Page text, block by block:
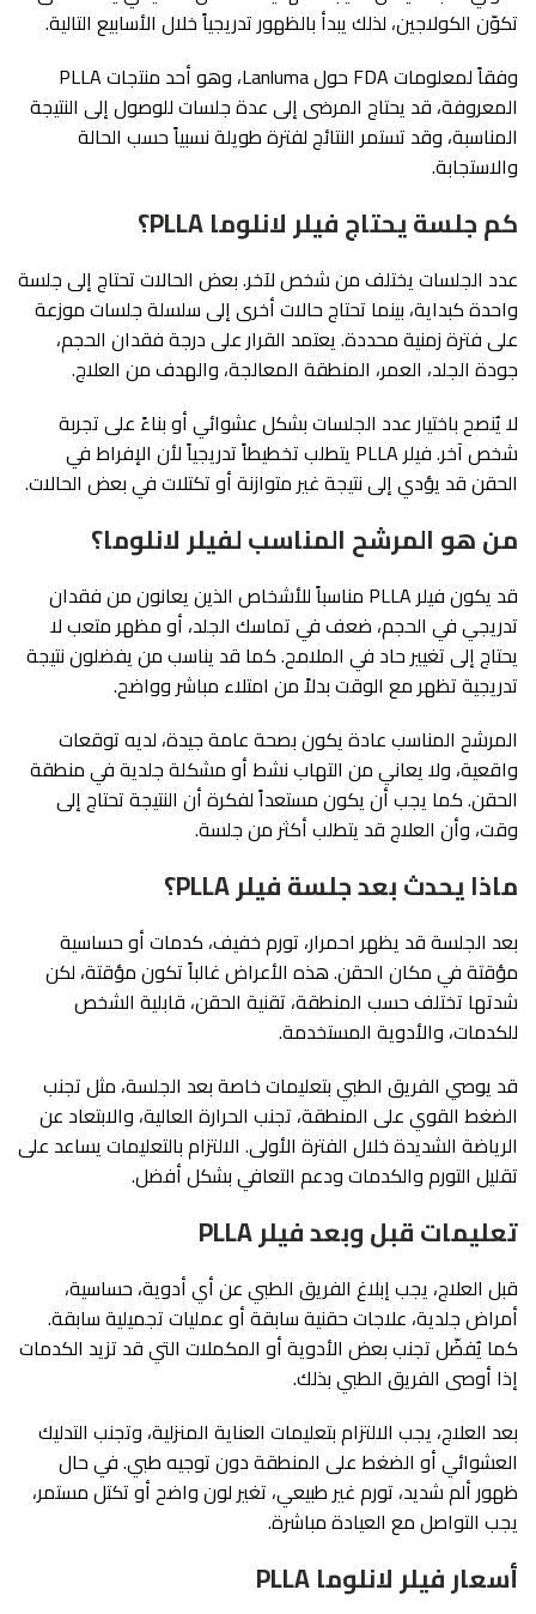
تكوّن الكولاجين، لذلك يبدأ بالظهور تدريجياً خلال الأسابيع التالية.
وفقاً لمعلومات FDA حول Lanluma، وهو أحد منتجات PLLA
المعروفة، قد يحتاج المرضى إلى عدة جلسات للوصول إلى النتيجة
المناسبة، وقد تستمر النتائج لفترة طويلة نسبياً حسب الحالة
والاستجابة.
كم جلسة يحتاج فيلر لانلوما PLLA؟
عدد الجلسات يختلف من شخص لآخر. بعض الحالات تحتاج إلى جلسة
واحدة كبداية، بينما تحتاج حالات أخرى إلى سلسلة جلسات موزعة
على فترة زمنية محددة. يعتمد القرار على درجة فقدان الحجم،
جودة الجلد، العمر، المنطقة المعالجة، والهدف من العلاج.
لا يُنصح باختيار عدد الجلسات بشكل عشوائي أو بناءً على تجربة
شخص آخر. فيلر PLLA يتطلب تخطيطاً تدريجياً لأن الإفراط في
الحقن قد يؤدي إلى نتيجة غير متوازنة أو تكتلات في بعض الحالات.
من هو المرشح المناسب لفيلر لانلوما؟
قد يكون فيلر PLLA مناسباً للأشخاص الذين يعانون من فقدان
تدريجي في الحجم، ضعف في تماسك الجلد، أو مظهر متعب لا
يحتاج إلى تغيير حاد في الملامح. كما قد يناسب من يفضلون نتيجة
تدريجية تظهر مع الوقت بدلاً من امتلاء مباشر وواضح.
المرشح المناسب عادة يكون بصحة عامة جيدة، لديه توقعات
واقعية، ولا يعاني من التهاب نشط أو مشكلة جلدية في منطقة
الحقن. كما يجب أن يكون مستعداً لفكرة أن النتيجة تحتاج إلى
وقت، وأن العلاج قد يتطلب أكثر من جلسة.
ماذا يحدث بعد جلسة فيلر PLLA؟
بعد الجلسة قد يظهر احمرار، تورم خفيف، كدمات أو حساسية
مؤقتة في مكان الحقن. هذه الأعراض غالباً تكون مؤقتة، لكن
شدتها تختلف حسب المنطقة، تقنية الحقن، قابلية الشخص
للكدمات، والأدوية المستخدمة.
قد يوصي الفريق الطبي بتعليمات خاصة بعد الجلسة، مثل تجنب
الضغط القوي على المنطقة، تجنب الحرارة العالية، والابتعاد عن
الرياضة الشديدة خلال الفترة الأولى. الالتزام بالتعليمات يساعد على
تقليل التورم والكدمات ودعم التعافي بشكل أفضل.
تعليمات قبل وبعد فيلر PLLA
قبل العلاج، يجب إبلاغ الفريق الطبي عن أي أدوية، حساسية،
أمراض جلدية، علاجات حقنية سابقة أو عمليات تجميلية سابقة.
كما يُفضّل تجنب بعض الأدوية أو المكملات التي قد تزيد الكدمات
إذا أوصى الفريق الطبي بذلك.
بعد العلاج، يجب الالتزام بتعليمات العناية المنزلية، وتجنب التدليك
العشوائي أو الضغط على المنطقة دون توجيه طبي. في حال
ظهور ألم شديد، تورم غير طبيعي، تغير لون واضح أو تكتل مستمر،
يجب التواصل مع العيادة مباشرة.
أسعار فيلر لانلوما PLLA